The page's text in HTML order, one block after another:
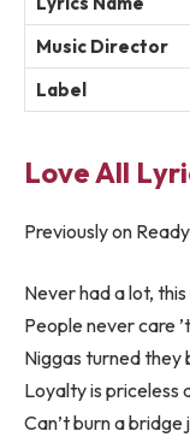
Music Director
Label
Love All
Previously on
Never had a lot, this
People never care
Niggas turned they
Loyalty is priceless
Can’t burn a